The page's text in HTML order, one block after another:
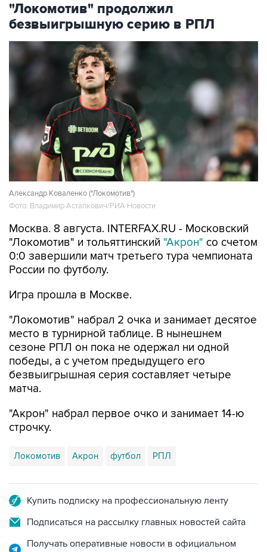
"Локомотив" продолжил
безвыигрышную серию в РПЛ
Александр Коваленко ("Локомотив")
Фото: Владимир Астапкович/РИА Новости
Москва. 8 августа. INTERFAX.RU - Московский
"Локомотив" и тольяттинский "Акрон" со счетом
0:0 завершили матч третьего тура чемпионата
России по футболу.
Игра прошла в Москве.
"Локомотив" набрал 2 очка и занимает десятое
место в турнирной таблице. В нынешнем
сезоне РПЛ он пока не одержал ни одной
победы, а с учетом предыдущего его
безвыигрышная серия составляет четыре
матча.
"Акрон" набрал первое очко и занимает 14-ю
строчку.
Локомотив Акрон футбол РПЛ
Купить подписку на профессиональную ленту
Подписаться на рассылку главных новостей сайта
Получать оперативные новости в официальном